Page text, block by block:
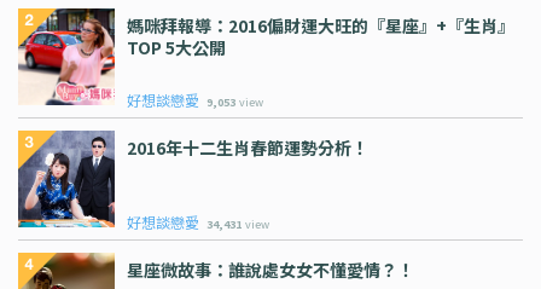
媽咪拜報導：2016偏財運大旺的『星座』+『生肖』
TOP 5大公開
好想談戀愛 9,053 view
2016年十二生肖春節運勢分析！
好想談戀愛 34,431 view
星座微故事：誰說處女女不懂愛情？！